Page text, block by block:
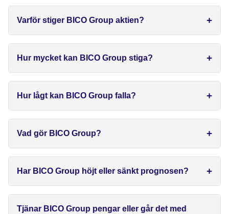
Varför stiger BICO Group aktien?
Hur mycket kan BICO Group stiga?
Hur lågt kan BICO Group falla?
Vad gör BICO Group?
Har BICO Group höjt eller sänkt prognosen?
Tjänar BICO Group pengar eller går det med